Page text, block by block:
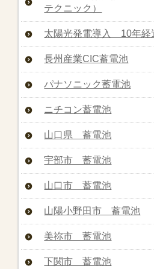
テクニック）
太陽光発電導入 10年経
長州産業CIC蓄電池
パナソニック蓄電池
ニチコン蓄電池
山口県 蓄電池
宇部市 蓄電池
山口市 蓄電池
山陽小野田市 蓄電池
美祢市 蓄電池
下関市 蓄電池